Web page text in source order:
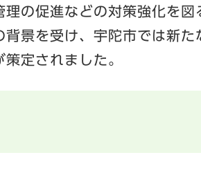
理の促進などの対策強化を
景を受け、宇陀市では新た
定されました。